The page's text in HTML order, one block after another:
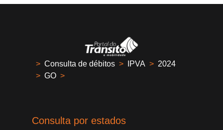
> Consulta de débitos > IPVA > 2024
> GO >
Consulta por estados